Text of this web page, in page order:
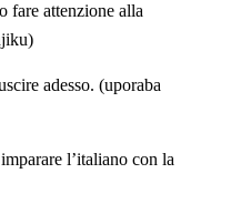
fare attenzione alla
adesso. (uporaba
l’italiano con la